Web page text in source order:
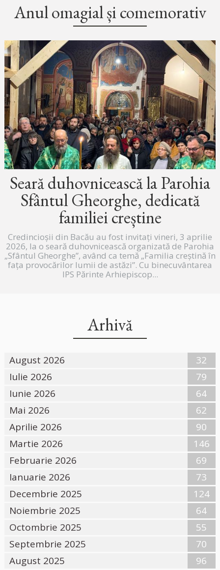
Anul omagial și comemorativ
Seară duhovnicească la Parohia
Sfântul Gheorghe, dedicată
familiei creștine
Credincioșii din Bacău au fost invitați vineri, 3 aprilie
2026, la o seară duhovnicească organizată de Parohia
„Sfântul Gheorghe”, având ca temă „Familia creștină în
fața provocărilor lumii de astăzi”. Cu binecuvântarea
IPS Părinte Arhiepiscop...
Arhivă
August 2026
32
Iulie 2026
79
Iunie 2026
64
Mai 2026
62
Aprilie 2026
90
Martie 2026
146
Februarie 2026
69
Ianuarie 2026
73
Decembrie 2025
124
Noiembrie 2025
64
Octombrie 2025
55
Septembrie 2025
70
August 2025
96